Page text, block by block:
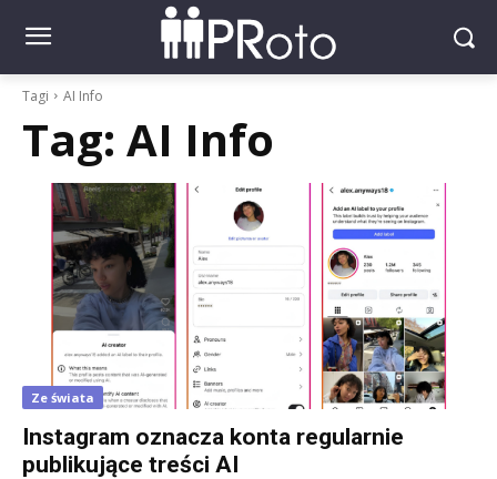
Tagi AI Info
Tag: AI Info
Ze świata
Instagram oznacza konta regularnie
publikujące treści AI